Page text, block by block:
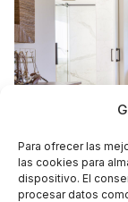
Para ofrecer las
las cookies para
dispositivo. El
procesar datos